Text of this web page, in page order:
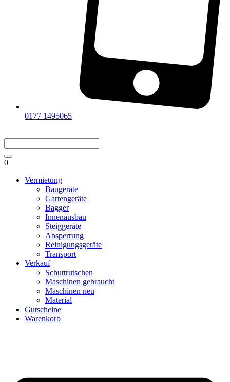
0177 1495065
0
Vermietung
Baugeräte
Gartengeräte
Bagger
Innenausbau
Steiggeräte
Absperrung
Reinigungsgeräte
Transport
Verkauf
Schuttrutschen
Maschinen gebraucht
Maschinen neu
Material
Gutscheine
Warenkorb